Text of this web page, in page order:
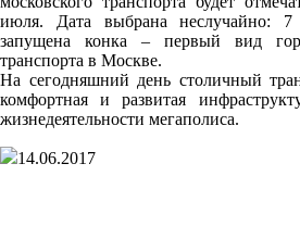
июля. Дата выбрана неслучайно:
запущена конка – первый вид
транспорта в Москве.
На сегодняшний день столичный
комфортная и развитая
жизнедеятельности мегаполиса.
14.06.2017